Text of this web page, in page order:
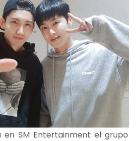
en SM Entertainment el grupo